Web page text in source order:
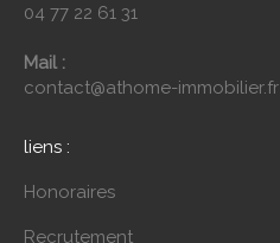
04 77 22 61 31
Mail :
contact@athome-immobilier.fr
liens :
Honoraires
Recrutement